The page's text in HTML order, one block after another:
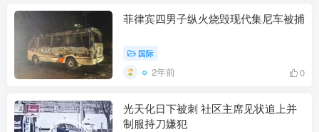
菲律宾四男子纵火烧毁现代集尼车被捕
国际
2年前 0
光天化日下被刺 社区主席见状追上并
制服持刀嫌犯